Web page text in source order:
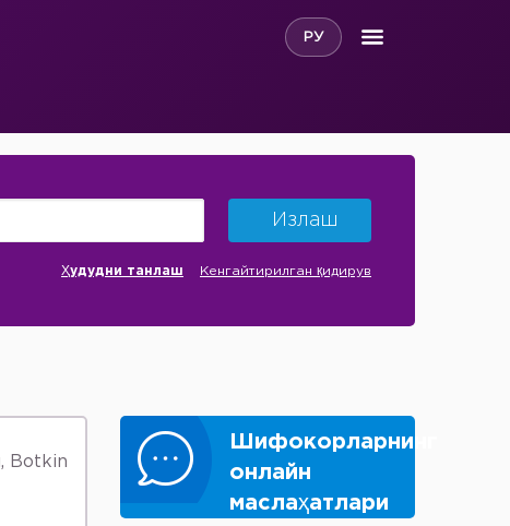
РУ
Излаш
Ҳудудни танлаш Кенгайтирилган қидирув
Botkin
Шифокорларнинг
онлайн
маслаҳатлари